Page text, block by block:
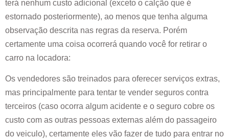
terá nenhum custo adicional (exceto o calção que é
estornado posteriormente), ao menos que tenha alguma
observação descrita nas regras da reserva. Porém
certamente uma coisa ocorrerá quando você for retirar o
carro na locadora:
Os vendedores são treinados para oferecer serviços extras,
mas principalmente para tentar te vender seguros contra
terceiros (caso ocorra algum acidente e o seguro cobre os
custo com as outras pessoas externas além do passageiro
do veiculo), certamente eles vão fazer de tudo para entrar no